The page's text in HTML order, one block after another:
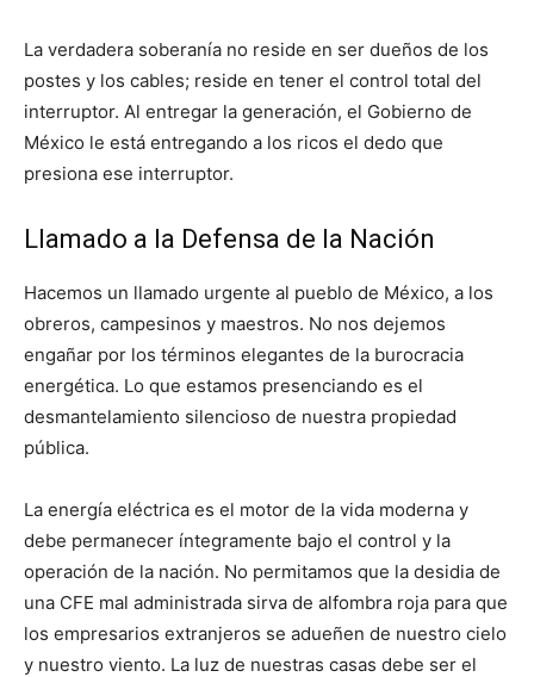
La verdadera soberanía no reside en ser dueños de los
postes y los cables; reside en tener el control total del
interruptor. Al entregar la generación, el Gobierno de
México le está entregando a los ricos el dedo que
presiona ese interruptor.
Llamado a la Defensa de la Nación
Hacemos un llamado urgente al pueblo de México, a los
obreros, campesinos y maestros. No nos dejemos
engañar por los términos elegantes de la burocracia
energética. Lo que estamos presenciando es el
desmantelamiento silencioso de nuestra propiedad
pública.
La energía eléctrica es el motor de la vida moderna y
debe permanecer íntegramente bajo el control y la
operación de la nación. No permitamos que la desidia de
una CFE mal administrada sirva de alfombra roja para que
los empresarios extranjeros se adueñen de nuestro cielo
y nuestro viento. La luz de nuestras casas debe ser el